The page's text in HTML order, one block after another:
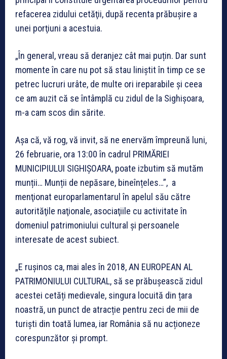
refacerea zidului cetăţii, după recenta prăbușire a
unei porţiuni a acestuia.
„În general, vreau să deranjez cât mai puțin. Dar sunt
momente în care nu pot să stau liniștit în timp ce se
petrec lucruri urâte, de multe ori ireparabile și ceea
ce am auzit că se întâmplă cu zidul de la Sighișoara,
m-a cam scos din sărite.
Așa că, vă rog, vă invit, să ne enervăm împreună luni,
26 februarie, ora 13:00 în cadrul PRIMĂRIEI
MUNICIPIULUI SIGHIȘOARA, poate izbutim să mutăm
munții… Munții de nepăsare, bineînțeles…”, a
menţionat europarlamentarul în apelul său către
autorităţile naţionale, asociaţiile cu activitate în
domeniul patrimoniului cultural și persoanele
interesate de acest subiect.
„E rușinos ca, mai ales în 2018, AN EUROPEAN AL
PATRIMONIULUI CULTURAL, să se prăbușească zidul
acestei cetăți medievale, singura locuită din țara
noastră, un punct de atracție pentru zeci de mii de
turiști din toată lumea, iar România să nu acționeze
corespunzător și prompt.